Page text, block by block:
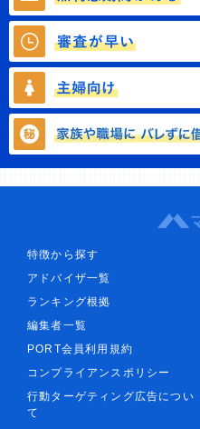
特徴から探す
アドバイザ一覧
ランキング根拠
編集者一覧
PORT会員利用規約
コンプライアンスポリシー
行動ターゲティング広告につい
て